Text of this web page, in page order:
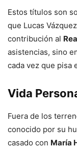
Estos títulos son
que Lucas
contribución al
asistencias, sino
cada vez que pisa
Vida
Fuera de los
conocido por su
casado con María